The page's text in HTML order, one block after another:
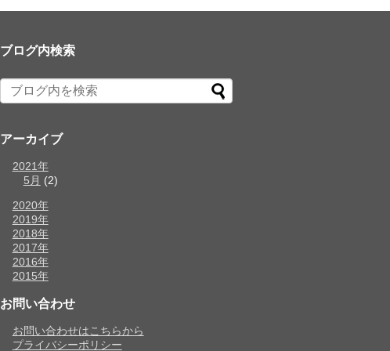
ブログ内検索
アーカイブ
2021年
5月 (2)
2020年
2019年
2018年
2017年
2016年
2015年
お問い合わせ
お問い合わせはこちらから
プライバシーポリシー